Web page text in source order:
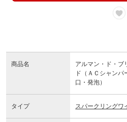
商品名
アルマン・ド・ブ
ド（ＡＣシャン
口・発泡）
タイプ スパークリングワ